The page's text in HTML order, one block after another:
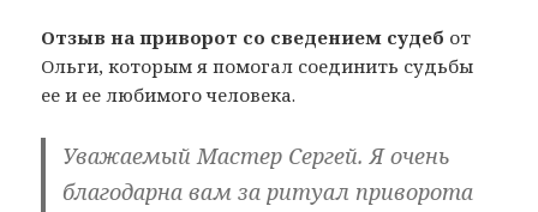
Отзыв на приворот со сведением судеб от
Ольги, которым я помогал соединить судьбы
ее и ее любимого человека.
Уважаемый Мастер Сергей. Я очень
благодарна вам за ритуал приворота